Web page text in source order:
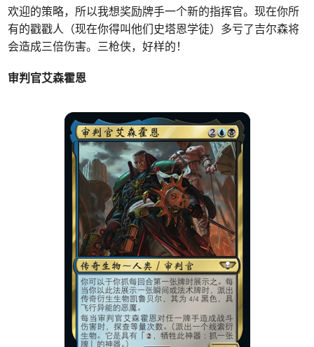
欢迎的策略，所以我想奖励牌手一个新的指挥官。现在你所
有的戳戳人（现在你得叫他们史塔恩学徒）多亏了吉尔森将
会造成三倍伤害。三枪侠，好样的！
审判官艾森霍恩